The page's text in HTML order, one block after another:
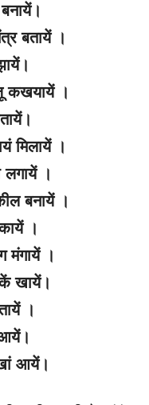
बतायें ।
कखयायें ।
मिलायें ।
लगायें ।
बनायें ।
।
मंगायें ।
खायें।
।
आयें।
आयें।